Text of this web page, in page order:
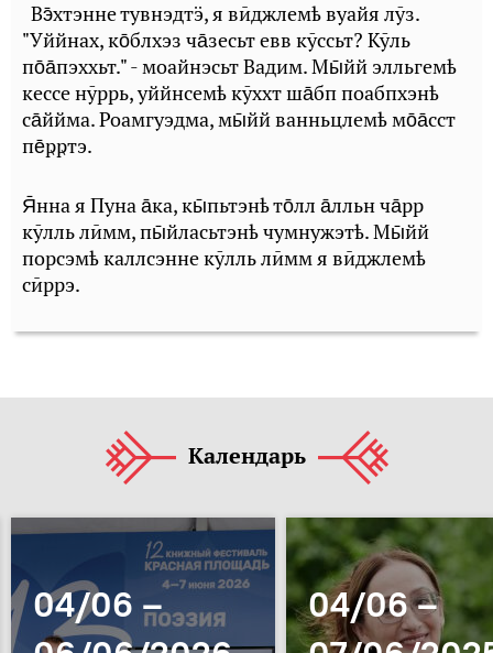
Вэ̄хтэнне тувнэдтӭ, я вӣджлемҍ вуайя лӯз.
"Уййнах, ко̄блхэз ча̄зесьт евв кӯссьт? Кӯль
по̄а̄пэххьт." - моайнэсьт Вадим. Мы̄йй элльгемҍ
кессе нӯррь, уййнсемҍ кӯххт ша̄бп поабпхэнҍ
са̄ййма. Роамгуэдма, мы̄йй ванньцлемҍ мо̄а̄сст
пе̄ҏҏтэ.
Я̄нна я Пуна а̄ка, кы̄пьтэнҍ то̄лл а̄лльн ча̄рр
кӯлль лӣмм, пы̄йласьтэнҍ чумнужэтҍ. Мы̄йй
порсэмҍ каллсэнне кӯлль лӣмм я вӣджлемҍ
сӣррэ.
Календарь
04/06 –
04/06 –